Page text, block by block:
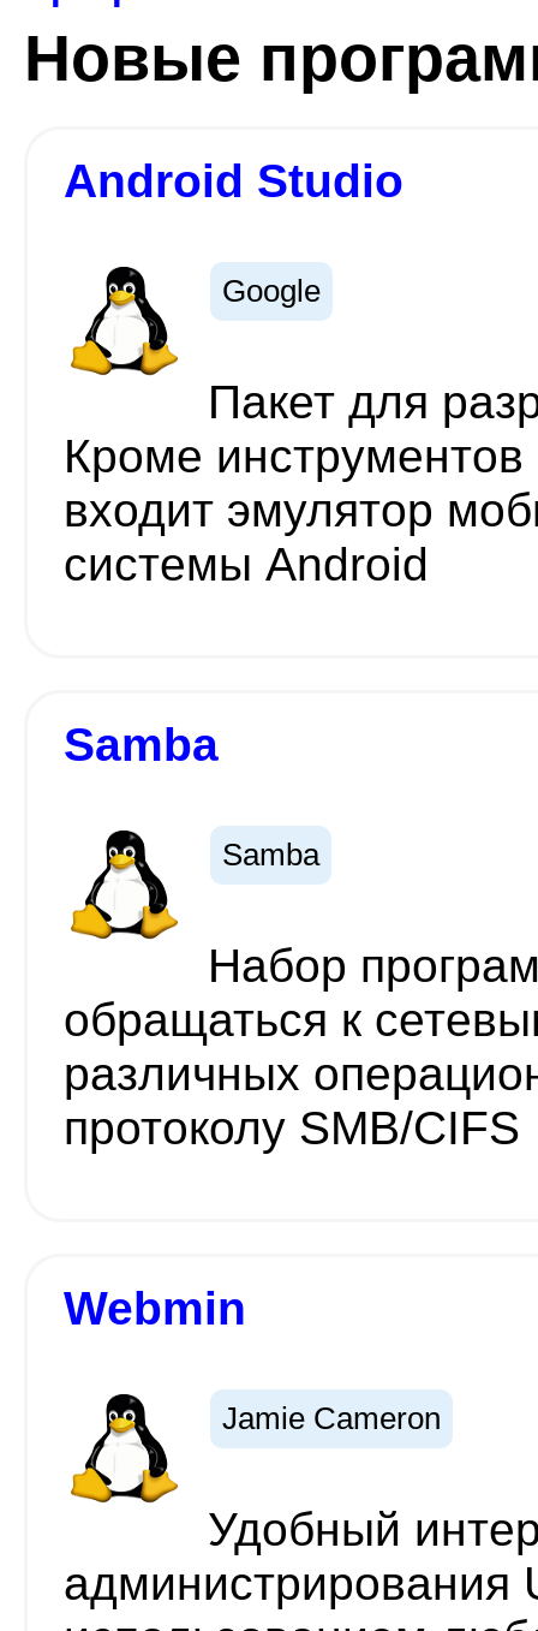
Новые
Android Studio
Google
Пакет для
Кроме инструментов
входит эмулятор
системы Android
Samba
Samba
Набор
обращаться к
различных
протоколу SMB/CIFS
Webmin
Jamie Cameron
Удобный
администрирования